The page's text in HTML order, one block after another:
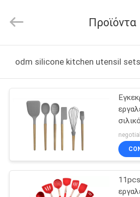
ΠΡΟΪΌΝΤΑ
ΠΕΡΊΠΟΥ
ΕΜΕΊΣ
ΓΎΡΟΣ
ΕΡΓΟΣΤΑΣΊΩΝ
Trading
Co.,Ltd..
Reserved.
Προϊόντα
odm silicone kitchen utensil